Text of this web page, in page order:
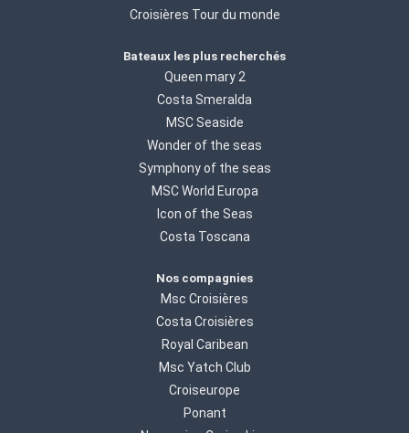
Croisières Tour du monde
Bateaux les plus recherchés
Queen mary 2
Costa Smeralda
MSC Seaside
Wonder of the seas
Symphony of the seas
MSC World Europa
Icon of the Seas
Costa Toscana
Nos compagnies
Msc Croisières
Costa Croisières
Royal Caribean
Msc Yatch Club
Croiseurope
Ponant